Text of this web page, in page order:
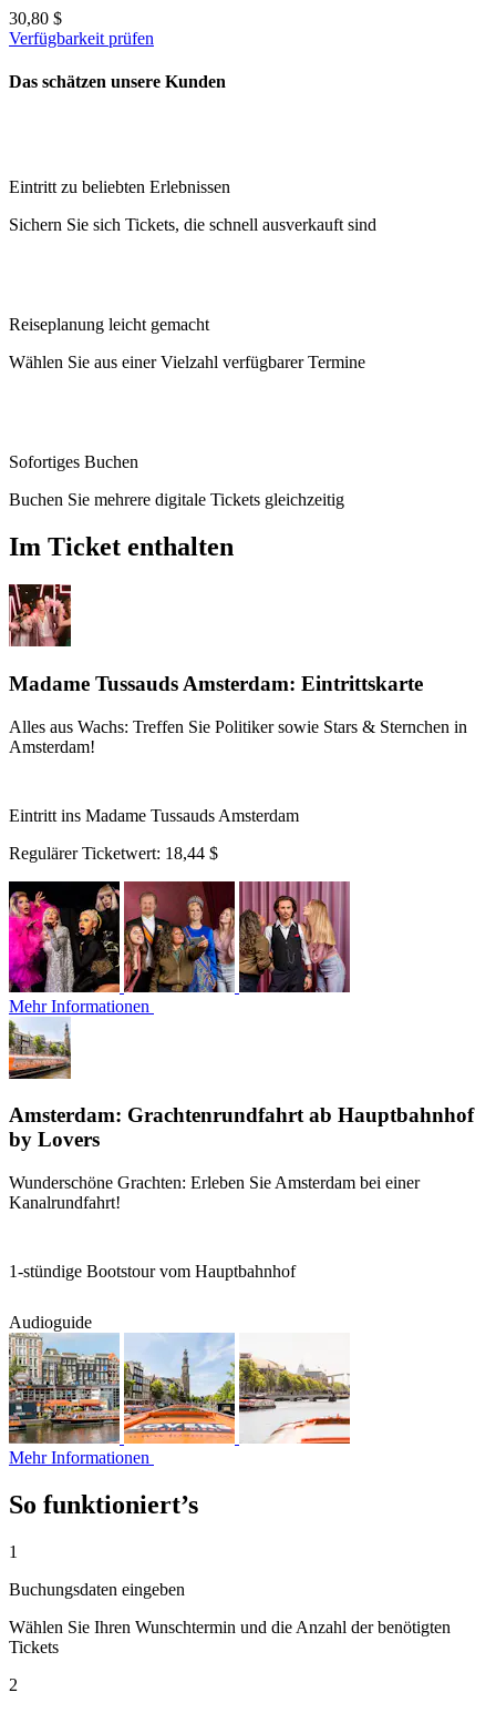
30,80 $
Verfügbarkeit prüfen
Das schätzen unsere Kunden
Eintritt zu beliebten Erlebnissen
Sichern Sie sich Tickets, die schnell ausverkauft sind
Reiseplanung leicht gemacht
Wählen Sie aus einer Vielzahl verfügbarer Termine
Sofortiges Buchen
Buchen Sie mehrere digitale Tickets gleichzeitig
Im Ticket enthalten
Madame Tussauds Amsterdam: Eintrittskarte
Alles aus Wachs: Treffen Sie Politiker sowie Stars & Sternchen in
Amsterdam!
Eintritt ins Madame Tussauds Amsterdam
Regulärer Ticketwert: 18,44 $
Mehr Informationen
Amsterdam: Grachtenrundfahrt ab Hauptbahnhof
by Lovers
Wunderschöne Grachten: Erleben Sie Amsterdam bei einer
Kanalrundfahrt!
1-stündige Bootstour vom Hauptbahnhof
Audioguide
Mehr Informationen
So funktioniert’s
1
Buchungsdaten eingeben
Wählen Sie Ihren Wunschtermin und die Anzahl der benötigten
Tickets
2